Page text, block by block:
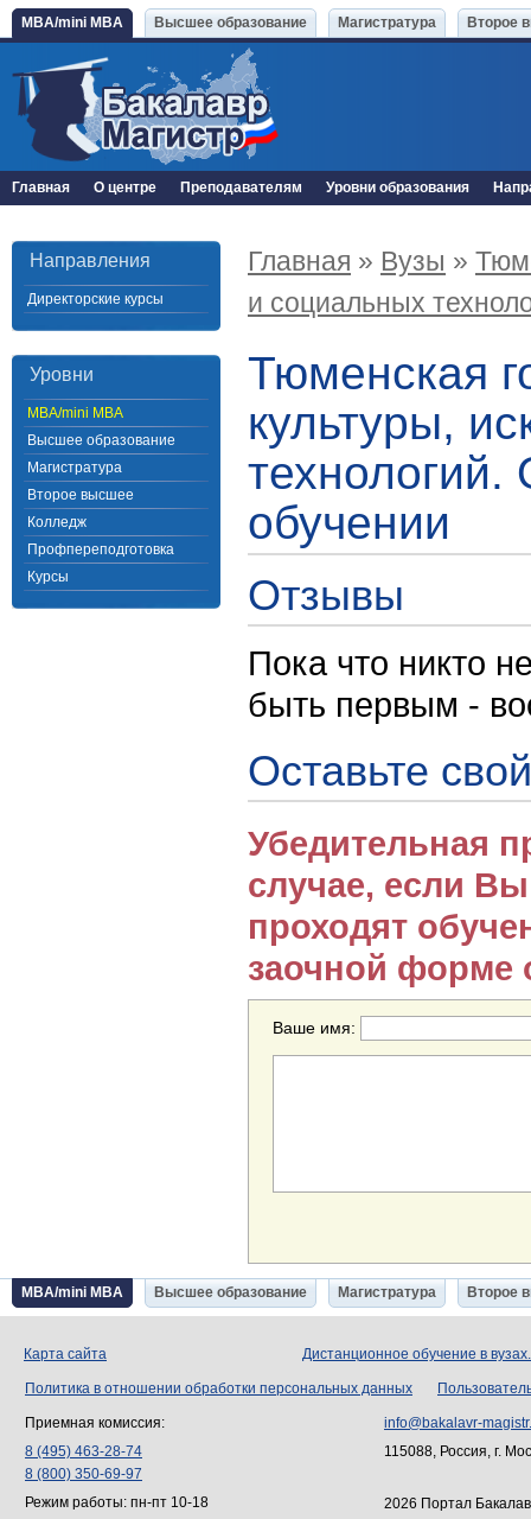
MBA/mini MBA Высшее образование Магистратура Второе
Главная О центре Преподавателям Уровни образования
Направления
Директорские курсы
Уровни
MBA/mini MBA
Высшее образование
Магистратура
Второе высшее
Колледж
Профпереподготовка
Курсы
Главная » Вузы »
и социальных
Тюменская
культуры,
обучении
Отзывы
Пока что никто
быть первым -
Оставьте
Убедительная
случае, если
проходят
заочной форме
Ваше имя:
MBA/mini MBA Высшее образование Магистратура Второе
Карта сайта Дистанционное обучение в
Политика в отношении обработки персональных данных
Приемная комиссия:
8 (495) 463-28-74
8 (800) 350-69-97
Режим работы: пн-пт 10-18
info@bakalavr-
115088, Россия, г.
2026 Портал